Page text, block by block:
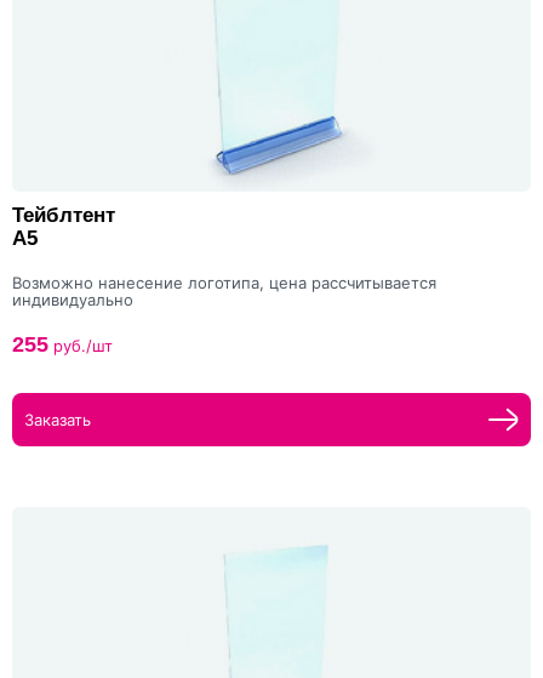
Тейблтент
А5
Возможно нанесение логотипа, цена рассчитывается
индивидуально
255 руб./шт
Заказать